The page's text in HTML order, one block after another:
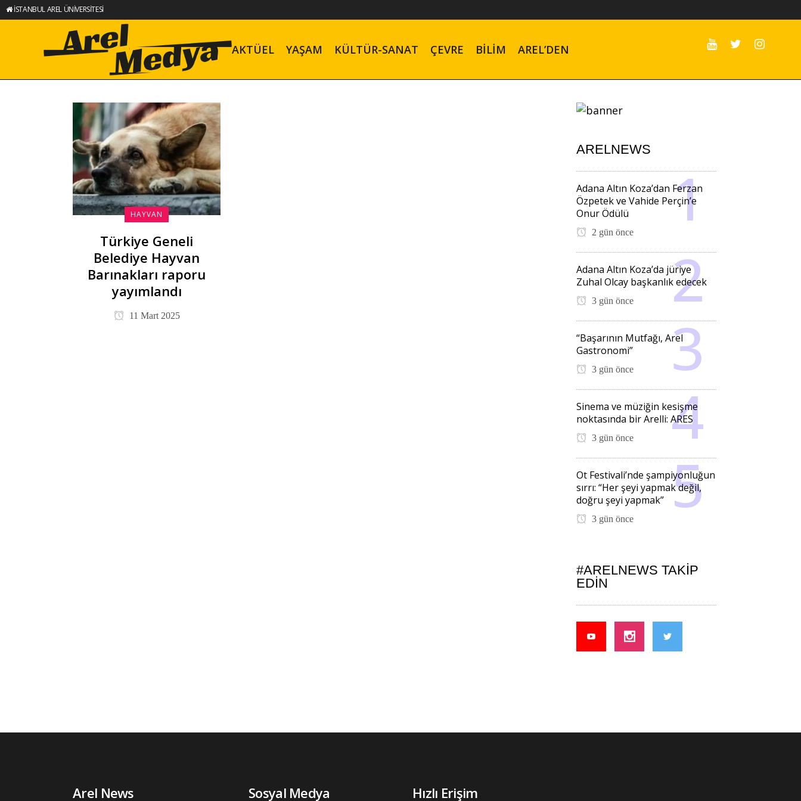
İSTANBUL AREL ÜNİVERSİTESİ
AKTÜEL YAŞAM KÜLTÜR-SANAT ÇEVRE BILIM AREL’DEN
HAYVAN
Türkiye Geneli
Belediye Hayvan
Barınakları raporu
yayımlandı
11 Mart 2025
ARELNEWS
Adana Altın Koza’dan Ferzan
Özpetek ve Vahide Perçin’e
Onur Ödülü
2 gün önce
Adana Altın Koza’da jüriye
Zuhal Olcay başkanlık edecek
3 gün önce
“Başarının Mutfağı, Arel
Gastronomi”
3 gün önce
Sinema ve müziğin kesişme
noktasında bir Arelli: ARES
3 gün önce
Ot Festivali’nde şampiyonluğun
sırrı: “Her şeyi yapmak değil,
doğru şeyi yapmak”
3 gün önce
#ARELNEWS TAKIP
EDIN
Arel News Sosyal Medya Hızlı Erişim